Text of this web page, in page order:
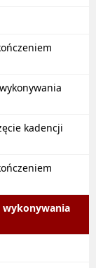
kadencji
wykonywania